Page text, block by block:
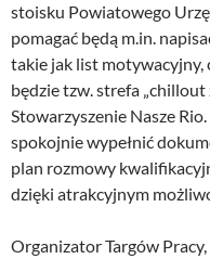
stoisku Powiatowego
pomagać będą m.in.
takie jak list motywacyjny,
będzie tzw. strefa „chillout
Stowarzyszenie Nasze
spokojnie wypełnić
plan rozmowy
dzięki atrakcyjnym
Organizator Targów